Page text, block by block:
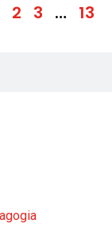
2 3 … 13